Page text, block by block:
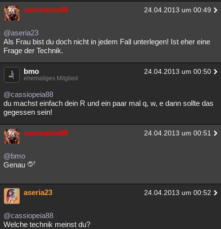
cassiopeia88 24.04.2013 um 00:49
@aseria23
Als Frau bist du doch nicht in jedem Fall unterlegen! Ist eher eine
Frage der Technik.
bmo 24.04.2013 um 00:50
ehemaliges Mitglied
@cassiopeia88
du machst einfach dein R und ein paar mal q, w, e dann sollte das
gegessen sein!
cassiopeia88 24.04.2013 um 00:51
@bmo
Genau
aseria23 24.04.2013 um 00:52
@cassiopeia88
Welche technik meinst du?